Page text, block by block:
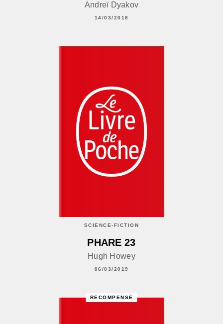
Andreï Dyakov
14/03/2018
SCIENCE-FICTION
PHARE 23
Hugh Howey
06/03/2019
RÉCOMPENSÉ